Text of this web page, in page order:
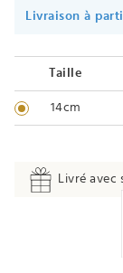
Livraison à
Taille
14cm
Livré avec